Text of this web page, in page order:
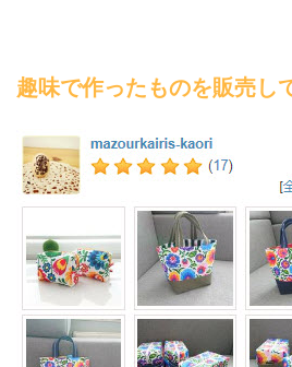
趣味で作ったものを販売し